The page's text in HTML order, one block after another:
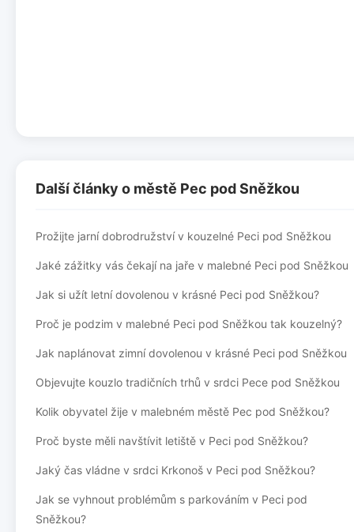
Další články o městě Pec pod Sněžkou
Prožijte jarní dobrodružství v kouzelné Peci pod Sněžkou
Jaké zážitky vás čekají na jaře v malebné Peci pod Sněžkou
Jak si užít letní dovolenou v krásné Peci pod Sněžkou?
Proč je podzim v malebné Peci pod Sněžkou tak kouzelný?
Jak naplánovat zimní dovolenou v krásné Peci pod Sněžkou
Objevujte kouzlo tradičních trhů v srdci Pece pod Sněžkou
Kolik obyvatel žije v malebném městě Pec pod Sněžkou?
Proč byste měli navštívit letiště v Peci pod Sněžkou?
Jaký čas vládne v srdci Krkonoš v Peci pod Sněžkou?
Jak se vyhnout problémům s parkováním v Peci pod
Sněžkou?